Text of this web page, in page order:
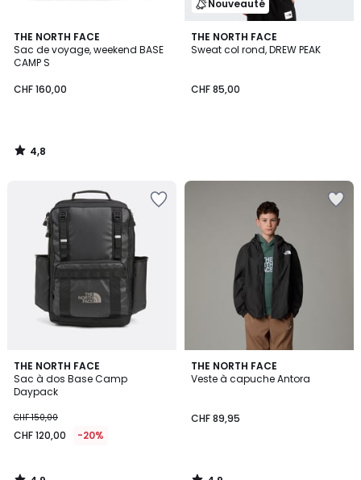
THE NORTH FACE
Sac de voyage, weekend BASE
CAMP S
CHF 160,00
4,8
/ 5
4,8
/
Nouveauté
THE NORTH FACE
Sweat col rond, DREW PEAK
CHF 85,00
THE NORTH FACE
Sac à dos Base Camp
Daypack
CHF 150,00
CHF 120,00 -20%
4,9
/ 5
THE NORTH FACE
Veste à capuche Antora
CHF 89,95
4,9
/ 5